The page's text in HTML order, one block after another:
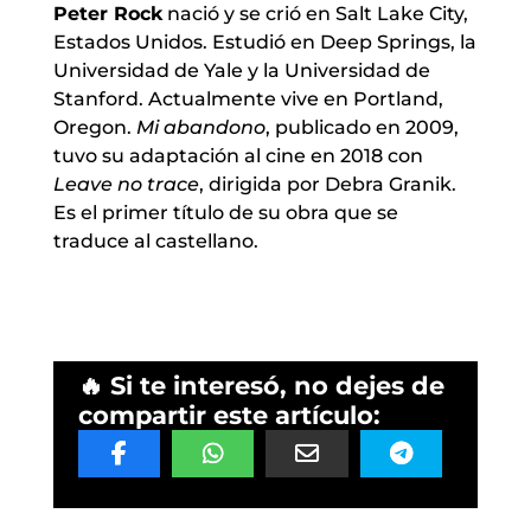
Peter Rocknació y se crió en Salt Lake City,
Estados Unidos. Estudió en Deep Springs, la
Universidad de Yale y la Universidad de
Stanford. Actualmente vive en Portland,
Oregon. Mi abandono, publicado en 2009,
tuvo su adaptación al cine en 2018 con
Leave no trace, dirigida por Debra Granik.
Es el primer título de su obra que se
traduce al castellano.
🔥 Si te interesó, no dejes de
compartir este artículo: